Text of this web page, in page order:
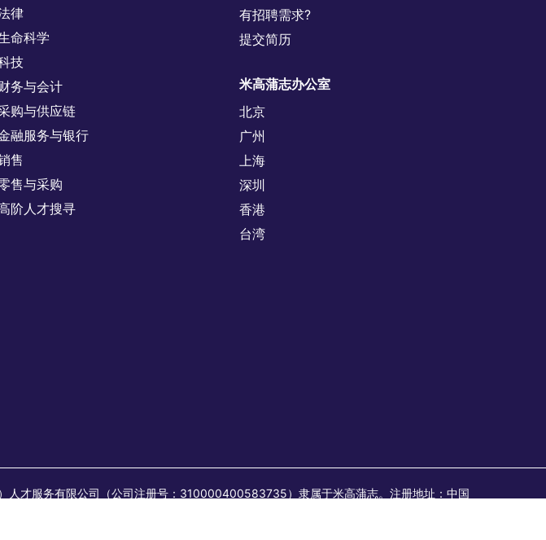
律
命科学
技
务与会计
购与供应链
融服务与银行
售
售与采购
阶人才搜寻
有招聘需求?
提交简历
米高蒲志办公室
北京
广州
上海
深圳
香港
台湾
才服务有限公司（公司注册号：310000400583735）隶属于米高蒲志。注册地址：中国